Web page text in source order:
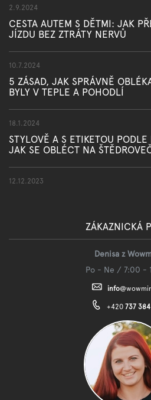
2.9.2024
CESTA AUTEM S DĚTMI: JAK
JÍZDU BEZ ZTRÁTY NERVŮ
10.7.2024
5 ZÁSAD, JAK SPRÁVNĚ
BYLY V TEPLE A POHODLÍ
18.1.2024
STYLOVĚ A S ETIKETOU
JAK SE OBLÉCT NA
12.12.2023
ZÁKAZNICKÁ
Denisa z
Po - Ne / 7:00 -
info@
+420 737